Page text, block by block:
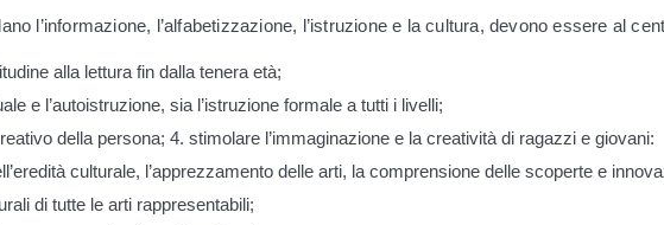
l’informazione, l’alfabetizzazione, l’istruzione e la cultura, devono essere al
alla lettura fin dalla tenera età;
e l’autoistruzione, sia l’istruzione formale a tutti i livelli;
della persona; 4. stimolare l’immaginazione e la creatività di ragazzi e giovani:
culturale, l’apprezzamento delle arti, la comprensione delle scoperte e
di tutte le arti rappresentabili;